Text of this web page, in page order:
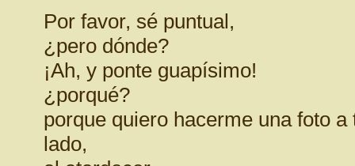
Por favor, sé puntual,
¿pero dónde?
¡Ah, y ponte guapísimo!
¿porqué?
porque quiero hacerme una foto a
lado,